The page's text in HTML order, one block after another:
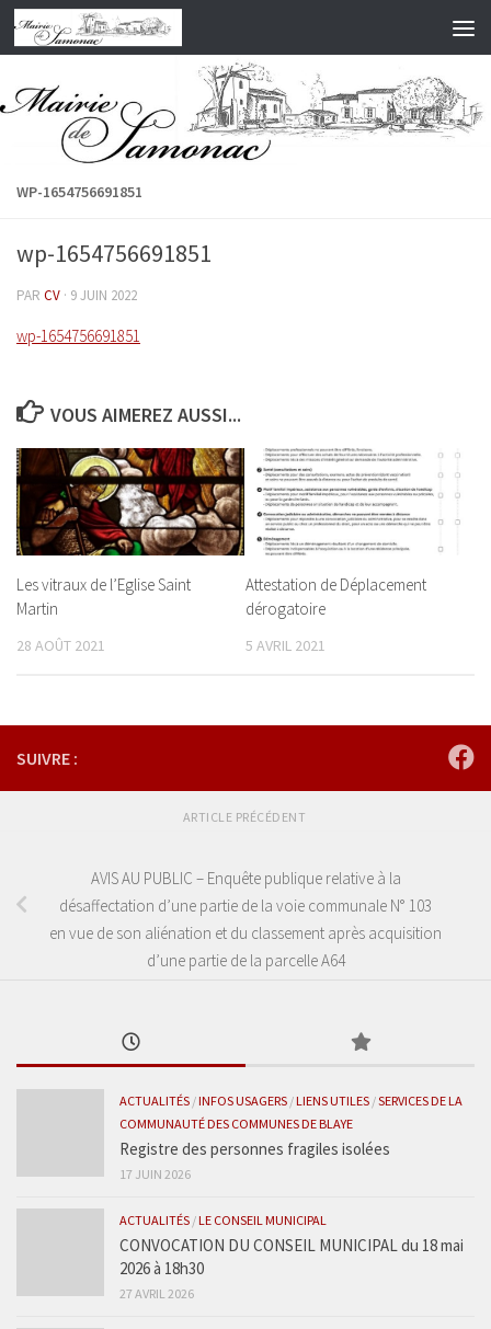
Skip to content
WP-1654756691851
wp-1654756691851
PAR CV · 9 JUIN 2022
wp-1654756691851
VOUS AIMEREZ AUSSI...
Les vitraux de l’Eglise Saint
Martin
28 AOÛT 2021
Attestation de Déplacement
dérogatoire
5 AVRIL 2021
SUIVRE :
ARTICLE PRÉCÉDENT
AVIS AU PUBLIC – Enquête publique relative à la
désaffectation d’une partie de la voie communale N° 103
en vue de son aliénation et du classement après acquisition
d’une partie de la parcelle A64
ACTUALITÉS /INFOS USAGERS /LIENS UTILES /SERVICES DE LA
COMMUNAUTÉ DES COMMUNES DE BLAYE
Registre des personnes fragiles isolées
17 JUIN 2026
ACTUALITÉS /LE CONSEIL MUNICIPAL
CONVOCATION DU CONSEIL MUNICIPAL du 18 mai
2026 à 18h30
27 AVRIL 2026